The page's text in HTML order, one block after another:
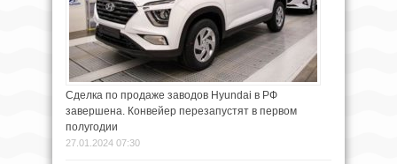
Сделка по продаже заводов Hyundai в РФ
завершена. Конвейер перезапустят в первом
полугодии
27.01.2024 07:30